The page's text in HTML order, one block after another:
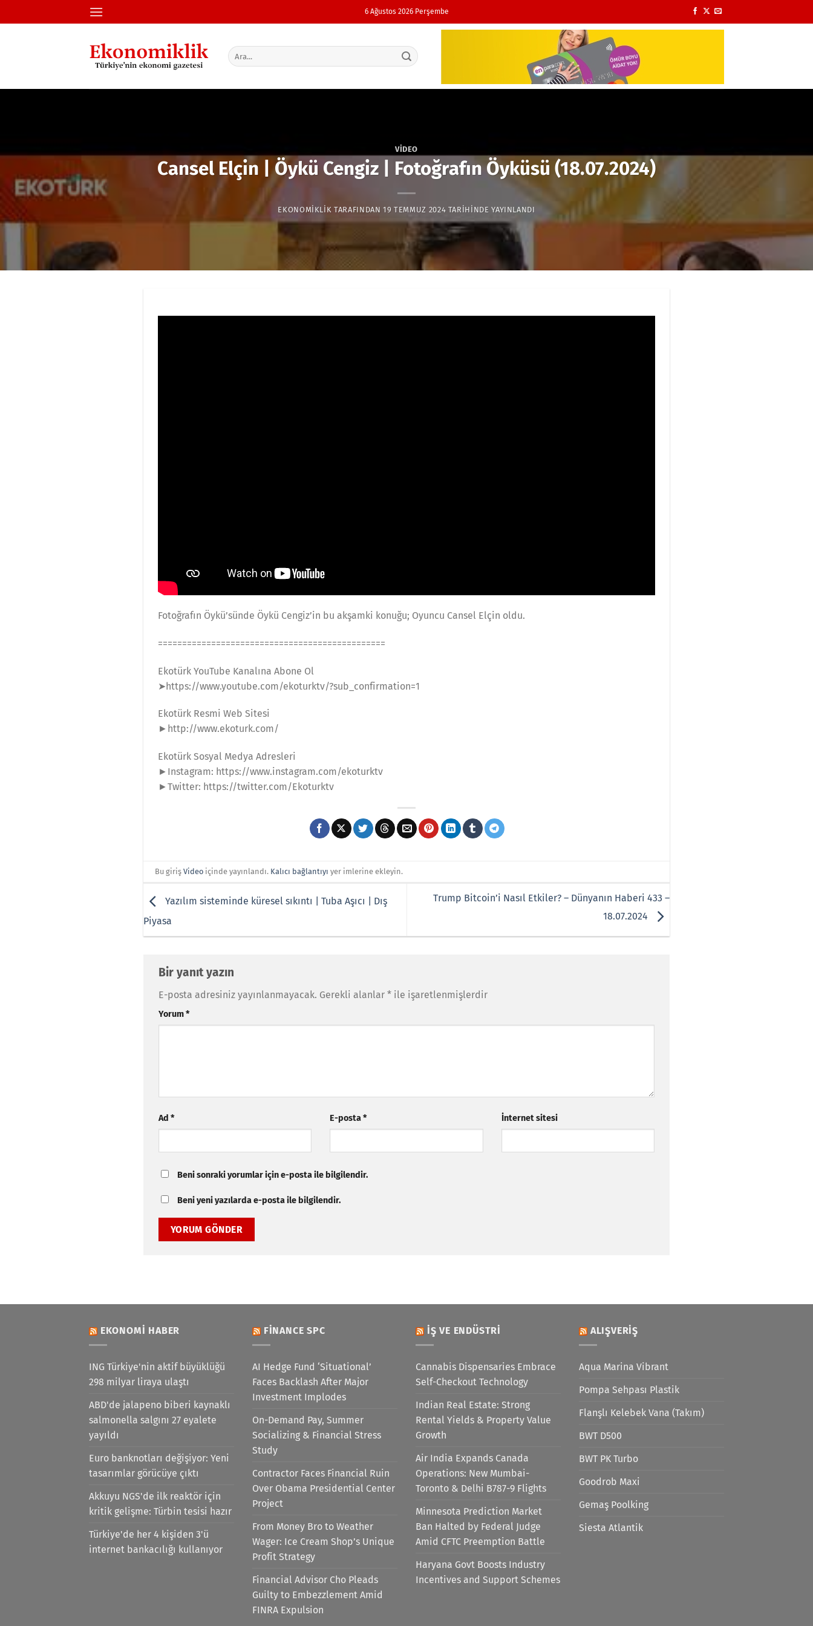
atla
6 Ağustos 2026 Perşembe
VIDEO
Cansel Elçin | Öykü Cengiz | Fotoğrafın Öyküsü (18.07.2024)
EKONOMIKLIK TARAFINDAN 19 TEMMUZ 2024 TARIHINDE YAYINLANDI
Fotoğrafın Öykü’sünde Öykü Cengiz’in bu akşamki konuğu; Oyuncu Cansel Elçin oldu.
===============================================
Ekotürk YouTube Kanalına Abone Ol
➤https://www.youtube.com/ekoturktv/?sub_confirmation=1
Ekotürk Resmi Web Sitesi
►http://www.ekoturk.com/
Ekotürk Sosyal Medya Adresleri
►Instagram: https://www.instagram.com/ekoturktv
►Twitter: https://twitter.com/Ekoturktv
Bu girişVideo içinde yayınlandı. Kalıcı bağlantıyı yer imlerine ekleyin.
Yazılım sisteminde küresel sıkıntı | Tuba Aşıcı | Dış
Piyasa
Trump Bitcoin’i Nasıl Etkiler? – Dünyanın Haberi 433 –
18.07.2024
Bir yanıt yazın
E-posta adresiniz yayınlanmayacak. Gerekli alanlar * ile işaretlenmişlerdir
Yorum*
Ad * E-posta* İnternet sitesi
Beni sonraki yorumlar için e-posta ile bilgilendir.
Beni yeni yazılarda e-posta ile bilgilendir.
EKONOMI HABER
ING Türkiye'nin aktif büyüklüğü
298 milyar liraya ulaştı
ABD'de jalapeno biberi kaynaklı
salmonella salgını 27 eyalete
yayıldı
Euro banknotları değişiyor: Yeni
tasarımlar görücüye çıktı
Akkuyu NGS'de ilk reaktör için
kritik gelişme: Türbin tesisi hazır
Türkiye'de her 4 kişiden 3'ü
internet bankacılığı kullanıyor
FINANCE SPC
AI Hedge Fund ‘Situational’
Faces Backlash After Major
Investment Implodes
On-Demand Pay, Summer
Socializing & Financial Stress
Study
Contractor Faces Financial Ruin
Over Obama Presidential Center
Project
From Money Bro to Weather
Wager: Ice Cream Shop’s Unique
Profit Strategy
Financial Advisor Cho Pleads
Guilty to Embezzlement Amid
FINRA Expulsion
İŞ VE ENDÜSTRI
Cannabis Dispensaries Embrace
Self-Checkout Technology
Indian Real Estate: Strong
Rental Yields & Property Value
Growth
Air India Expands Canada
Operations: New Mumbai-
Toronto & Delhi B787-9 Flights
Minnesota Prediction Market
Ban Halted by Federal Judge
Amid CFTC Preemption Battle
Haryana Govt Boosts Industry
Incentives and Support Schemes
ALIŞVERIŞ
Aqua Marina Vibrant
Pompa Sehpası Plastik
Flanşlı Kelebek Vana (Takım)
BWT D500
BWT PK Turbo
Goodrob Maxi
Gemaş Poolking
Siesta Atlantik